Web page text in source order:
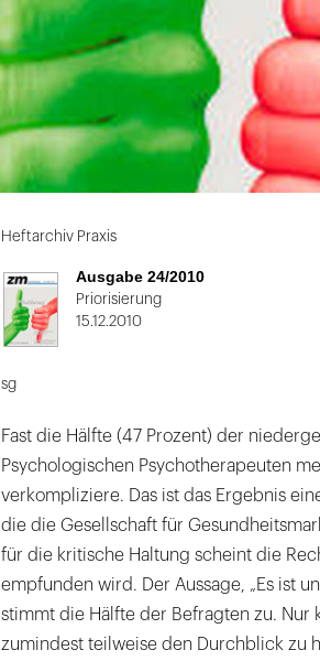
Heftarchiv Praxis
Ausgabe 24/2010
Priorisierung
15.12.2010
sg
Fast die Hälfte (47 Prozent) der
Psychologischen Psychotherapeuten
verkompliziere. Das ist das Ergebnis
die die Gesellschaft für
für die kritische Haltung scheint die
empfunden wird. Der Aussage, „Es ist
stimmt die Hälfte der Befragten zu. Nur
zumindest teilweise den Durchblick zu